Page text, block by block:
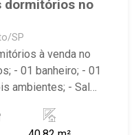
dormitórios no
SP
à venda no
- 01 banheiro; - 01
ambientes; - Sala
com portaria 24